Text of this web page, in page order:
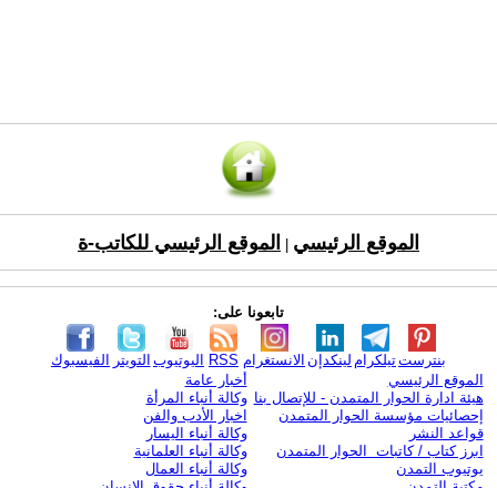
الموقع الرئيسي الموقع الرئيسي للكاتب-ة
تابعونا على:
الفيسبوك التويتر اليوتيوب RSS الانستغرام لينكدإن تيلكرامبنترست
الموقع الرئيسي
هيئة ادارة الحوار المتمدن - للإتصال بنا
إحصائيات مؤسسة الحوار المتمدن
قواعد النشر
ابرز كتاب / كاتبات الحوار المتمدن
يوتيوب التمدن
أخبار عامة
وكالة أنباء المرأة
اخبار الأدب والفن
وكالة أنباء اليسار
وكالة أنباء العلمانية
وكالة أنباء العمال